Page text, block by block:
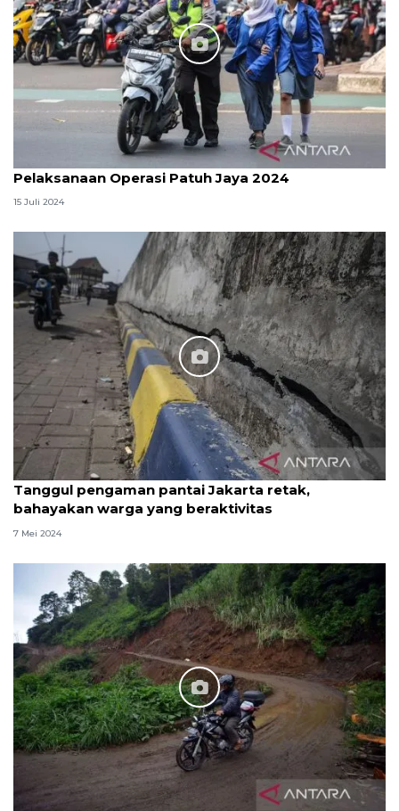
Pelaksanaan Operasi Patuh Jaya 2024
15 Juli 2024
Tanggul pengaman pantai Jakarta retak,
bahayakan warga yang beraktivitas
7 Mei 2024